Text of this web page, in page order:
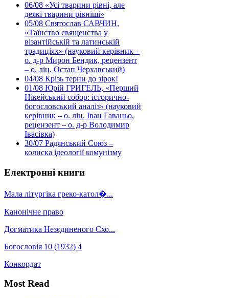
06/08 «Усі тварини рівні, але
деякі тварини рівніші»
05/08 Святослав САВЧИН,
«Таїнство священства у
візантійській та латинській
традиціях» (науковий керівник –
о. д-р Мирон Бендик, рецензент
– о. ліц. Остап Черхавський)
04/08 Крізь терни до зірок!
01/08 Юрій ГРИГЕЛЬ, «Перший
Нікейський собор: історично-
богословський аналіз» (науковий
керівник – о. ліц. Іван Гаваньо,
рецензент – о. д-р Володимир
Івасівка)
30/07 Радянський Союз –
колиска ідеології комунізму
Електронні книги
Мала літургіка греко-катол�...
Канонічне право
Догматика Незєдиненого Схо...
Богословія 10 (1932) 4
Конкордат
Most Read